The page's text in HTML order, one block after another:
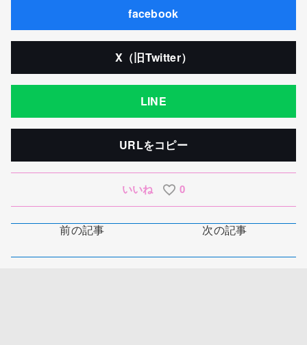
facebook
X（旧Twitter）
LINE
URLをコピー
いいね 0
前の記事 次の記事